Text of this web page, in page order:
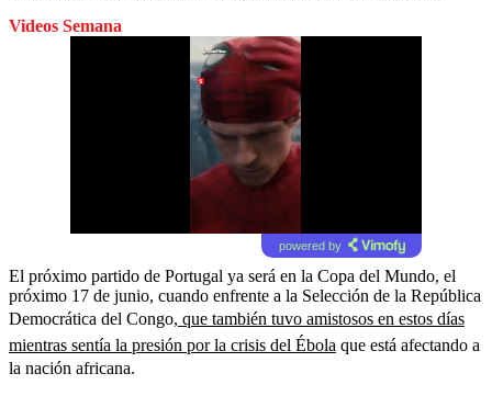
Videos Semana
powered by
El próximo partido de Portugal ya será en la Copa del Mundo, el
próximo 17 de junio, cuando enfrente a la Selección de la República
Democrática del Congo, que también tuvo amistosos en estos días
mientras sentía la presión por la crisis del Ébola que está afectando a
la nación africana.